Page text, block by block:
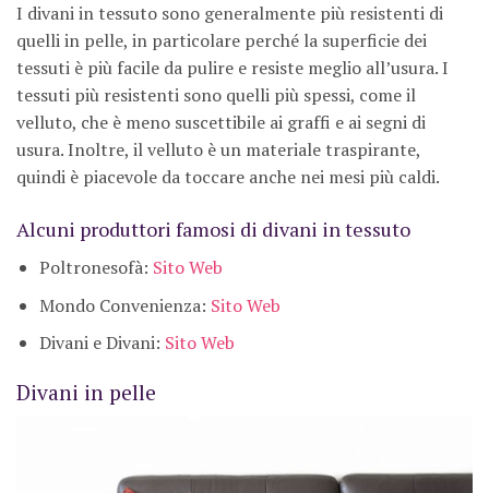
I divani in tessuto sono generalmente più resistenti di
quelli in pelle, in particolare perché la superficie dei
tessuti è più facile da pulire e resiste meglio all’usura. I
tessuti più resistenti sono quelli più spessi, come il
velluto, che è meno suscettibile ai graffi e ai segni di
usura. Inoltre, il velluto è un materiale traspirante,
quindi è piacevole da toccare anche nei mesi più caldi.
Alcuni produttori famosi di divani in tessuto
Poltronesofà: Sito Web
Mondo Convenienza: Sito Web
Divani e Divani: Sito Web
Divani in pelle